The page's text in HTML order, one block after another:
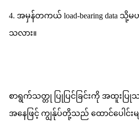
4. အမှန်တကယ် load-bearing data သို့မဟု
သလား။
စာရွက်သတ္တု ပြုပြင်ခြင်းကို အထူး
အနေဖြင့် ကျွန်ုပ်တို့သည် ထောင်ပေါင်းမ